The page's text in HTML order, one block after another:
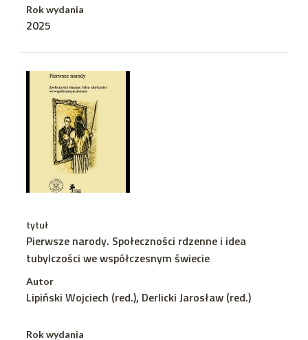
Rok wydania
2025
tytuł
Pierwsze narody. Społeczności rdzenne i idea
tubylczości we współczesnym świecie
Autor
Lipiński Wojciech (red.), Derlicki Jarosław (red.)
Rok wydania